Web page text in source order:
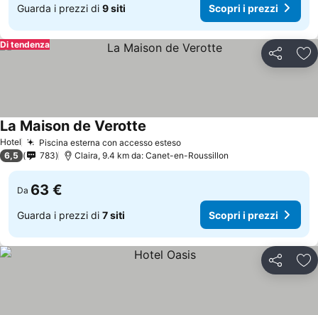
Guarda i prezzi di 9 siti Scopri i prezzi
Condividi
Di tendenza
Hotel Piscina esterna con accesso esteso
La Maison de Verotte
6,5 783 Claira, 9.4 km da: Canet-en-Roussillon
Da 63 €
Guarda i prezzi di 7 siti Scopri i prezzi
Condividi